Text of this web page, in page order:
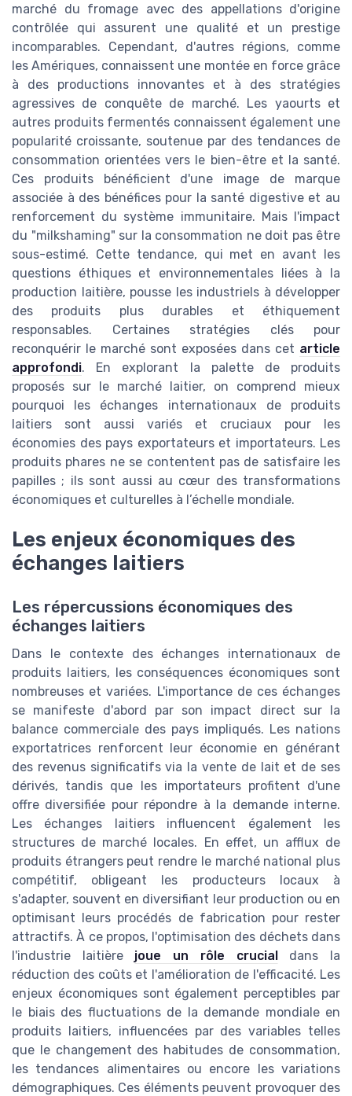
marché du fromage avec des appellations d'origine
contrôlée qui assurent une qualité et un prestige
incomparables. Cependant, d'autres régions, comme
les Amériques, connaissent une montée en force grâce
à des productions innovantes et à des stratégies
agressives de conquête de marché. Les yaourts et
autres produits fermentés connaissent également une
popularité croissante, soutenue par des tendances de
consommation orientées vers le bien-être et la santé.
Ces produits bénéficient d'une image de marque
associée à des bénéfices pour la santé digestive et au
renforcement du système immunitaire. Mais l'impact
du "milkshaming" sur la consommation ne doit pas être
sous-estimé. Cette tendance, qui met en avant les
questions éthiques et environnementales liées à la
production laitière, pousse les industriels à développer
des produits plus durables et éthiquement
responsables. Certaines stratégies clés pour
reconquérir le marché sont exposées dans cet article
approfondi. En explorant la palette de produits
proposés sur le marché laitier, on comprend mieux
pourquoi les échanges internationaux de produits
laitiers sont aussi variés et cruciaux pour les
économies des pays exportateurs et importateurs. Les
produits phares ne se contentent pas de satisfaire les
papilles ; ils sont aussi au cœur des transformations
économiques et culturelles à l’échelle mondiale.
Les enjeux économiques des
échanges laitiers
Les répercussions économiques des
échanges laitiers
Dans le contexte des échanges internationaux de
produits laitiers, les conséquences économiques sont
nombreuses et variées. L'importance de ces échanges
se manifeste d'abord par son impact direct sur la
balance commerciale des pays impliqués. Les nations
exportatrices renforcent leur économie en générant
des revenus significatifs via la vente de lait et de ses
dérivés, tandis que les importateurs profitent d'une
offre diversifiée pour répondre à la demande interne.
Les échanges laitiers influencent également les
structures de marché locales. En effet, un afflux de
produits étrangers peut rendre le marché national plus
compétitif, obligeant les producteurs locaux à
s'adapter, souvent en diversifiant leur production ou en
optimisant leurs procédés de fabrication pour rester
attractifs. À ce propos, l'optimisation des déchets dans
l'industrie laitière joue un rôle crucialdans la
réduction des coûts et l'amélioration de l'efficacité. Les
enjeux économiques sont également perceptibles par
le biais des fluctuations de la demande mondiale en
produits laitiers, influencées par des variables telles
que le changement des habitudes de consommation,
les tendances alimentaires ou encore les variations
démographiques. Ces éléments peuvent provoquer des